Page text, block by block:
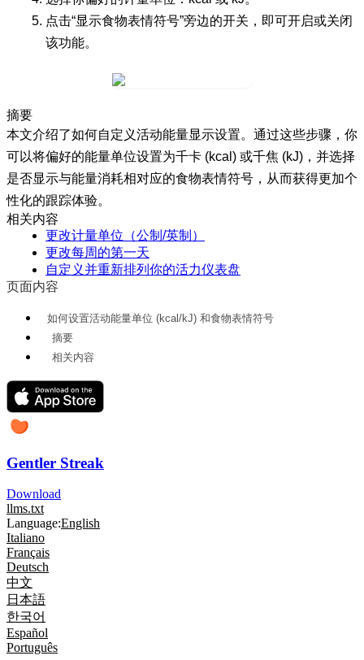
点击“显示食物表情符号”旁边的开关，即可开启或关闭
该功能。
摘要
本文介绍了如何自定义活动能量显示设置。通过这些步骤，你
可以将偏好的能量单位设置为千卡 (kcal) 或千焦 (kJ)，并选择
是否显示与能量消耗相对应的食物表情符号，从而获得更加个
性化的跟踪体验。
相关内容
更改计量单位（公制/英制）
更改每周的第一天
自定义并重新排列你的活力仪表盘
页面内容
如何设置活动能量单位 (kcal/kJ) 和食物表情符号
摘要
相关内容
Gentler Streak
Download
llms.txt
Language:English
Italiano
Français
Deutsch
中文
日本語
한국어
Español
Português